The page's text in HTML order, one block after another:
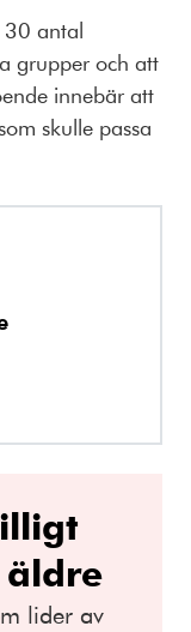
30 antal
grupper och att
innebär att
skulle passa
äldre
lider av